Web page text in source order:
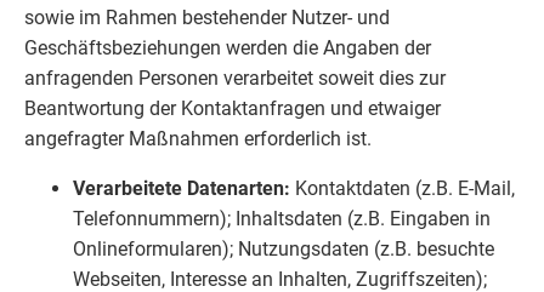
sowie im Rahmen bestehender Nutzer- und
Geschäftsbeziehungen werden die Angaben der
anfragenden Personen verarbeitet soweit dies zur
Beantwortung der Kontaktanfragen und etwaiger
angefragter Maßnahmen erforderlich ist.
Verarbeitete Datenarten: Kontaktdaten (z.B. E-Mail,
Telefonnummern); Inhaltsdaten (z.B. Eingaben in
Onlineformularen); Nutzungsdaten (z.B. besuchte
Webseiten, Interesse an Inhalten, Zugriffszeiten);